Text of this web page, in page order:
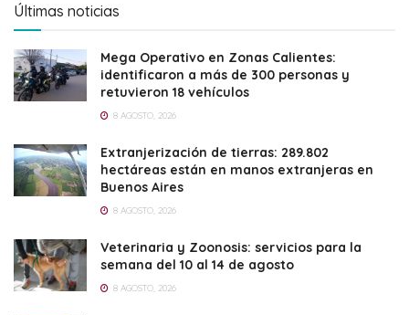
Últimas noticias
Mega Operativo en Zonas Calientes:
identificaron a más de 300 personas y
retuvieron 18 vehículos
8 AGOSTO, 2026
Extranjerización de tierras: 289.802
hectáreas están en manos extranjeras en
Buenos Aires
8 AGOSTO, 2026
Veterinaria y Zoonosis: servicios para la
semana del 10 al 14 de agosto
8 AGOSTO, 2026